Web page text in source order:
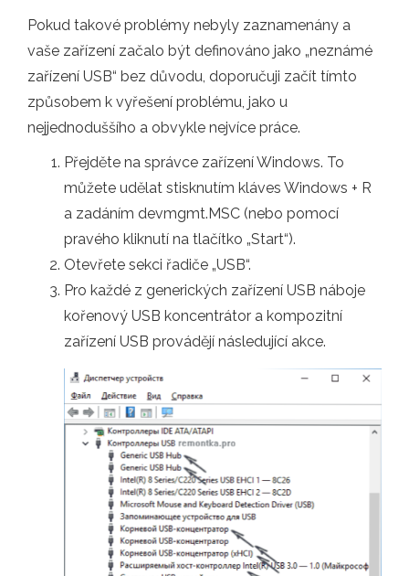
Pokud takové problémy nebyly zaznamenány a
vaše zařízení začalo být definováno jako „neznámé
zařízení USB“ bez důvodu, doporučuji začít tímto
způsobem k vyřešení problému, jako u
nejjednoduššího a obvykle nejvíce práce.
Přejděte na správce zařízení Windows. To
můžete udělat stisknutím kláves Windows + R
a zadáním devmgmt.MSC (nebo pomocí
pravého kliknutí na tlačítko „Start“).
Otevřete sekci řadiče „USB“.
Pro každé z generických zařízení USB náboje
kořenový USB koncentrátor a kompozitní
zařízení USB provádějí následující akce.